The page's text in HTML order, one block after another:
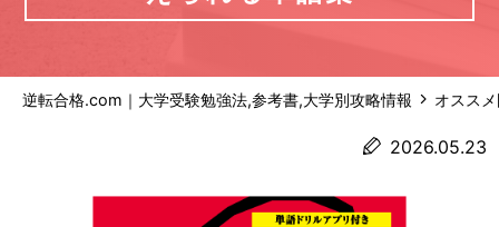
逆転合格.com｜大学受験勉強法,参考書,大学別攻略情報 オスス
2026.05.23